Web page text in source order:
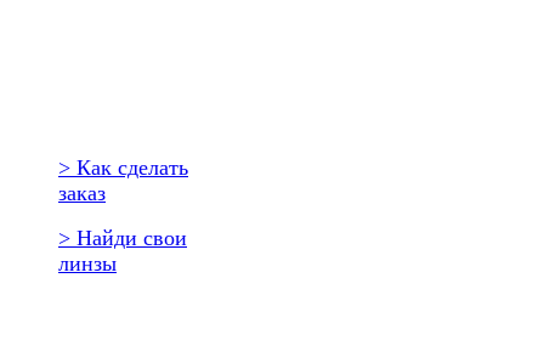
> Как сделать
заказ
> Найди свои
линзы